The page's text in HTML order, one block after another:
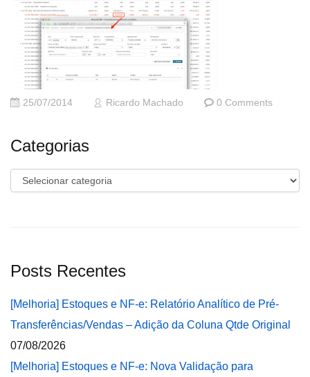
25/07/2014 Ricardo Machado 0 Comments
Categorias
Categorias
Posts Recentes
[Melhoria] Estoques e NF-e: Relatório Analítico de Pré-
Transferências/Vendas – Adição da Coluna Qtde Original
07/08/2026
[Melhoria] Estoques e NF-e: Nova Validação para